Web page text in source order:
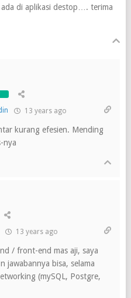
di aplikasi destop…. terima
13 years ago
kurang efesien. Mending
nya
13 years ago
/ front-end mas aji, saya
jawabannya bisa, selama
(mySQL, Postgre,